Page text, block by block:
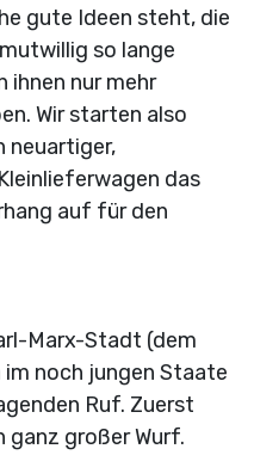
gute Ideen steht, die
so lange
ihnen nur mehr
Wir starten also
neuartiger,
das
auf für den
Marx-Stadt (dem
noch jungen Staate
Ruf. Zuerst
ganz großer Wurf.